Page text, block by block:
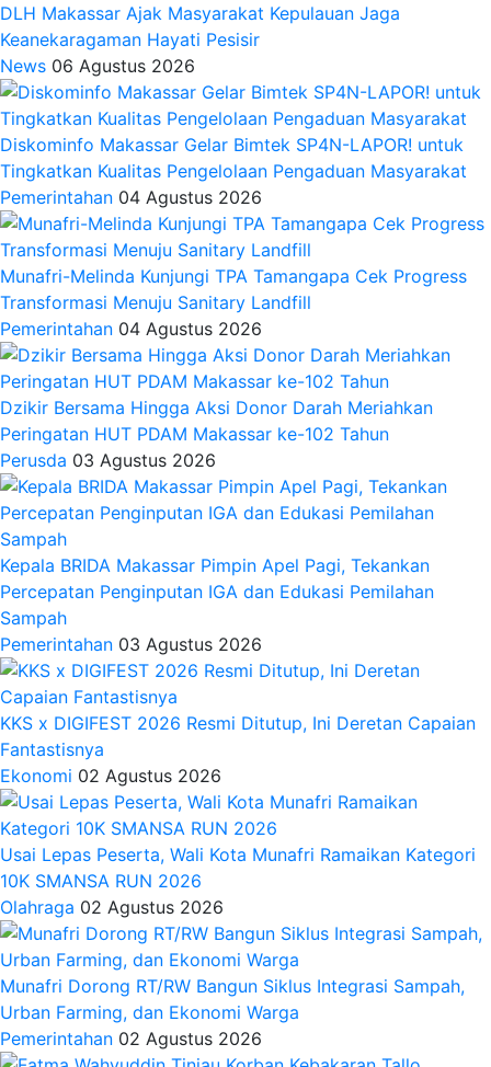
DLH Makassar Ajak Masyarakat Kepulauan Jaga
Keanekaragaman Hayati Pesisir
News 06 Agustus 2026
Diskominfo Makassar Gelar Bimtek SP4N-LAPOR! untuk
Tingkatkan Kualitas Pengelolaan Pengaduan Masyarakat
Pemerintahan 04 Agustus 2026
Munafri-Melinda Kunjungi TPA Tamangapa Cek Progress
Transformasi Menuju Sanitary Landfill
Pemerintahan 04 Agustus 2026
Dzikir Bersama Hingga Aksi Donor Darah Meriahkan
Peringatan HUT PDAM Makassar ke-102 Tahun
Perusda 03 Agustus 2026
Kepala BRIDA Makassar Pimpin Apel Pagi, Tekankan
Percepatan Penginputan IGA dan Edukasi Pemilahan
Sampah
Pemerintahan 03 Agustus 2026
KKS x DIGIFEST 2026 Resmi Ditutup, Ini Deretan Capaian
Fantastisnya
Ekonomi 02 Agustus 2026
Usai Lepas Peserta, Wali Kota Munafri Ramaikan Kategori
10K SMANSA RUN 2026
Olahraga 02 Agustus 2026
Munafri Dorong RT/RW Bangun Siklus Integrasi Sampah,
Urban Farming, dan Ekonomi Warga
Pemerintahan 02 Agustus 2026